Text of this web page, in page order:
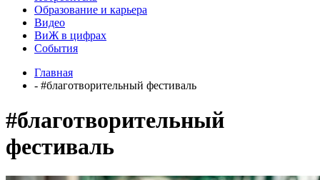
Образование и карьера
Видео
ВиЖ в цифрах
События
Главная
- #благотворительный фестиваль
#благотворительный
фестиваль